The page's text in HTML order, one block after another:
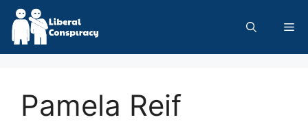
Skip
content
Pamela Reif